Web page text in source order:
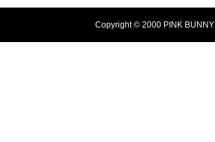
Copyright © 2000 PINK BUNNY